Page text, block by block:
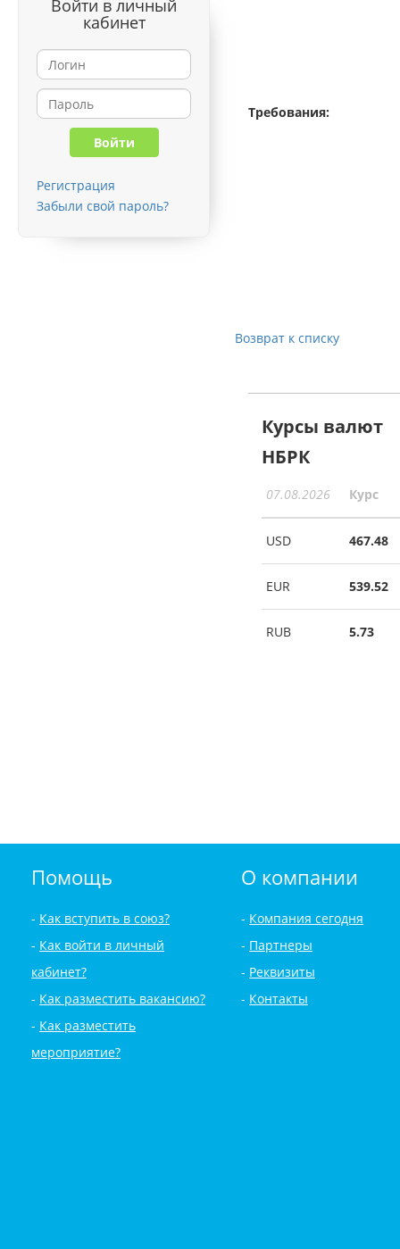
Войти в личный
кабинет
Регистрация
Забыли свой пароль?
Требования:
Возврат к списку
Курсы валют
НБРК
07.08.2026 Курс
USD 467.48
EUR 539.52
RUB 5.73
Помощь
Как вступить в союз?
Как войти в личный
кабинет?
Как разместить вакансию?
Как разместить
мероприятие?
О компании
Компания сегодня
Партнеры
Реквизиты
Контакты